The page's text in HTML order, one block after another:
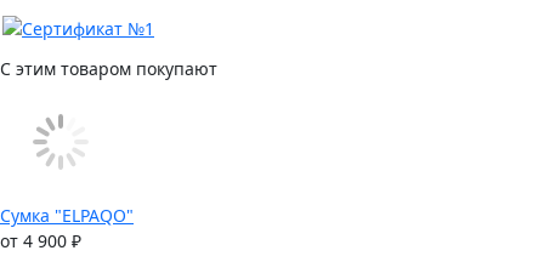
С этим товаром покупают
Сумка "ELPAQO"
от 4 900 ₽